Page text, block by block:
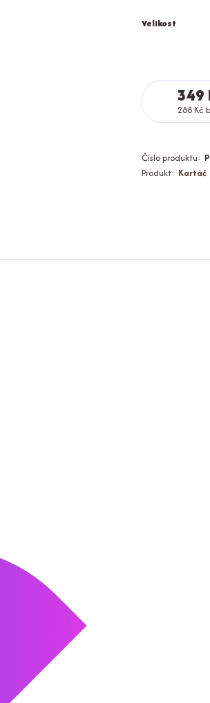
Velikost
349
288 Kč
Číslo produktu:
Produkt: Kartáč